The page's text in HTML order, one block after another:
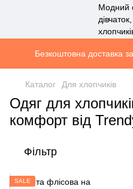
Безкоштовна доставка
Каталог Для хлопчиків
Одяг для
комфорт від
Фільтр
SALE